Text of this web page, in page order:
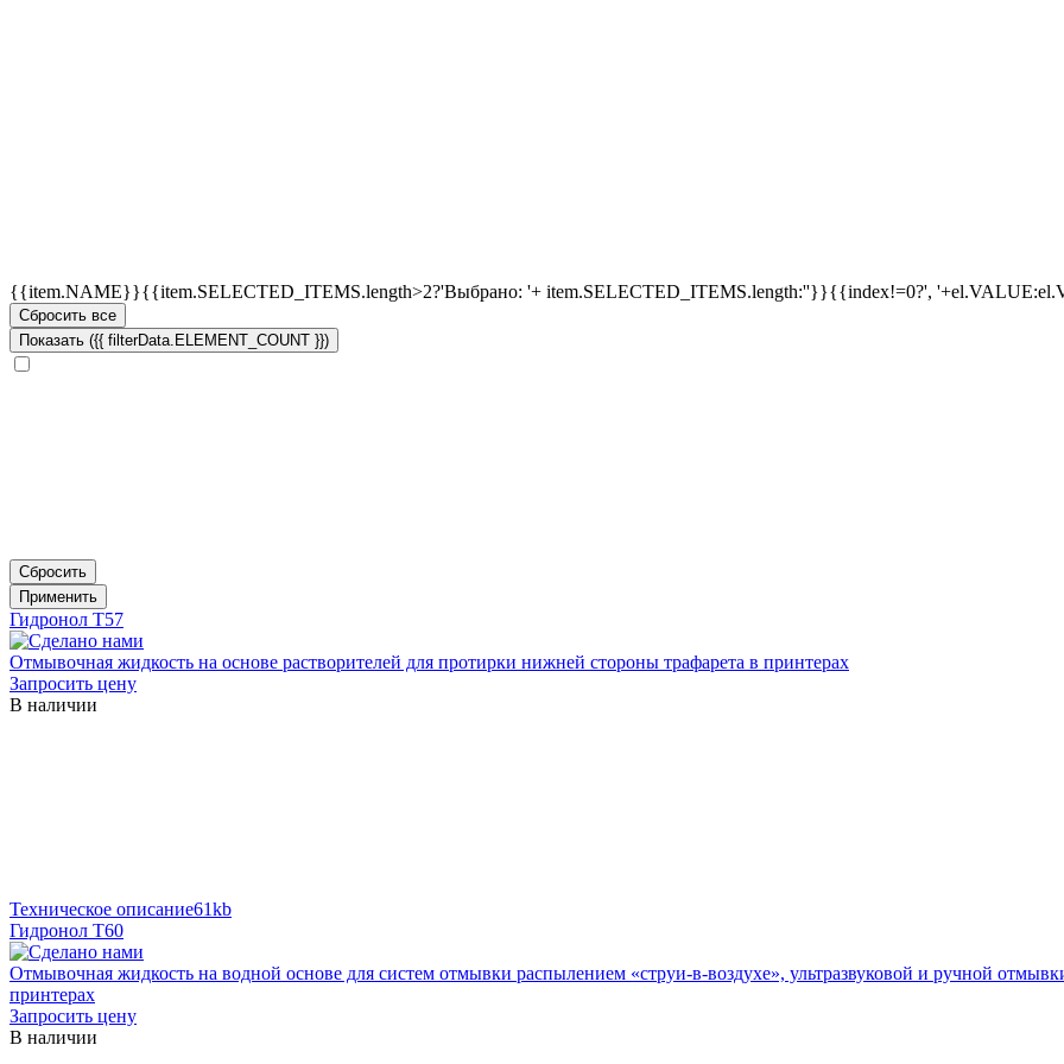
{{item.NAME}}{{item.SELECTED_ITEMS.length>2?'Выбрано: '+ item.SELECTED_ITEMS.length:''}}{{index!=0?',
Сбросить все
Показать ({{ filterData.ELEMENT_COUNT }})
Сбросить
Применить
Гидронол Т57
Отмывочная жидкость на основе растворителей для протирки нижней стороны трафарета в принтерах
Запросить цену
В наличии
Техническое описание61kb
Гидронол Т60
Отмывочная жидкость на водной основе для систем отмывки распылением «струи-в-воздухе», ультразвуковой и ручной
принтерах
Запросить цену
В наличии